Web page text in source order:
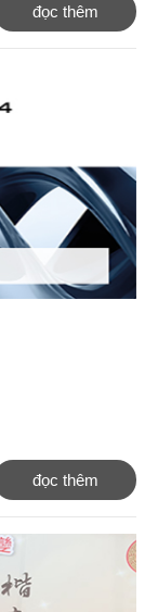
đọc thêm
đọc thêm